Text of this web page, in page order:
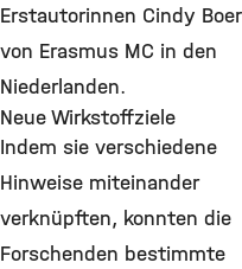
Erstautorinnen Cindy Boer
von Erasmus MC in den
Niederlanden.
Neue Wirkstoffziele
Indem sie verschiedene
Hinweise miteinander
verknüpften, konnten die
Forschenden bestimmte